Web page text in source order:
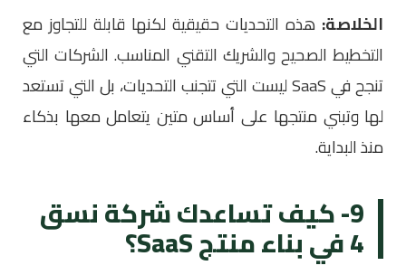
الخلاصة: هذه التحديات حقيقية لكنها قابلة للتجاوز مع
التخطيط الصحيح والشريك التقني المناسب. الشركات التي
تنجح في SaaS ليست التي تتجنب التحديات، بل التي تستعد
لها وتبني منتجها على أساس متين يتعامل معها بذكاء
منذ البداية.
9- كيف تساعدك شركة نسق
4 في بناء منتج SaaS؟